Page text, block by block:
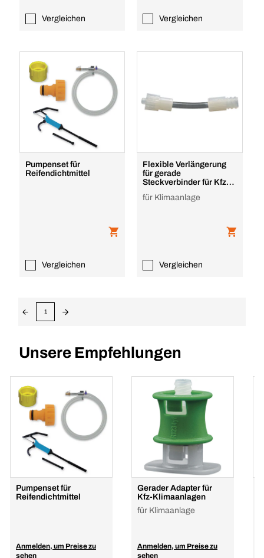
Vergleichen Vergleichen
Pumpenset für
Reifendichtmittel
Vergleichen
Flexible Verlängerung
für gerade
Steckverbinder für Kfz-
für Klimaanlage
Vergleichen
1
Unsere Empfehlungen
Pumpenset für
Reifendichtmittel
Anmelden, um Preise zu
sehen
Gerader Adapter für
Kfz-Klimaanlagen
für Klimaanlage
Anmelden, um Preise zu
sehen